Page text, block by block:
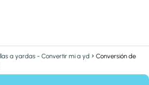
a yardas - Convertir mi a yd
Conversión de